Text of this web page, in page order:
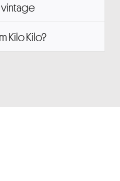
vintage
Kilo Kilo?